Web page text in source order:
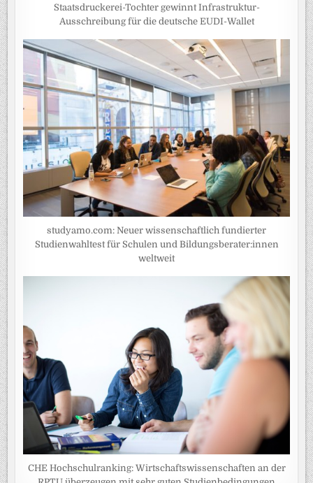
Staatsdruckerei-Tochter gewinnt Infrastruktur-
Ausschreibung für die deutsche EUDI-Wallet
studyamo.com: Neuer wissenschaftlich fundierter
Studienwahltest für Schulen und Bildungsberater:innen
weltweit
CHE Hochschulranking: Wirtschaftswissenschaften an der